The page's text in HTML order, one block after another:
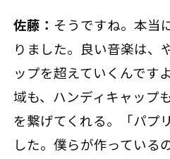
佐藤： そうですね。本当
りました。良い音楽は、
ップを超えていくんです
域も、ハンディキャップ
を繋げてくれる。「パプ
した。僕らが作っている